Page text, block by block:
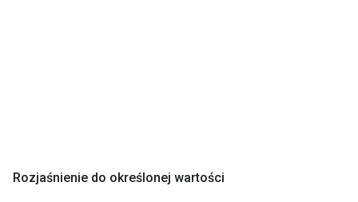
Rozjaśnienie do określonej wartości